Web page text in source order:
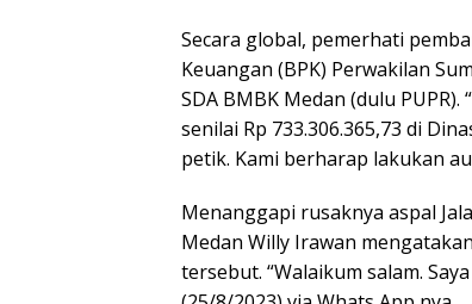
Secara global, pemerhati
Keuangan (BPK) Perwakilan
SDA BMBK Medan (dulu
senilai Rp 733.306.365,73 di
petik. Kami berharap lakukan
Menanggapi rusaknya aspal
Medan Willy Irawan
tersebut. “Walaikum salam.